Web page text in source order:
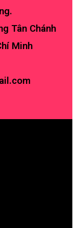
Tân Chánh
Minh